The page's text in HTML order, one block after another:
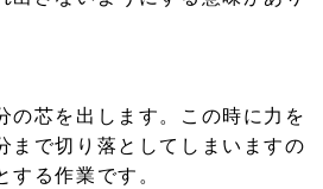
の芯を出します。この時に力を
まで切り落としてしまいますの
る作業です。